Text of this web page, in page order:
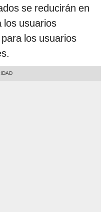
se reducirán en
los usuarios
los usuarios